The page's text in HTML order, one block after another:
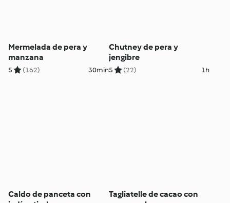
Mermelada de pera y
manzana
5 (162) 30min
Chutney de pera y
jengibre
5 (22) 1h
Caldo de panceta con
Tagliatelle de cacao con